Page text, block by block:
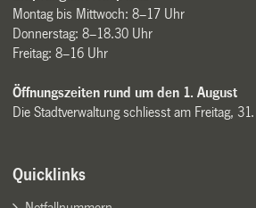
Montag bis Mittwoch: 8–17 Uhr
Donnerstag: 8–18.30 Uhr
Freitag: 8–16 Uhr
Öffnungszeiten rund um den 1. August
Die Stadtverwaltung schliesst am Freitag,
Quicklinks